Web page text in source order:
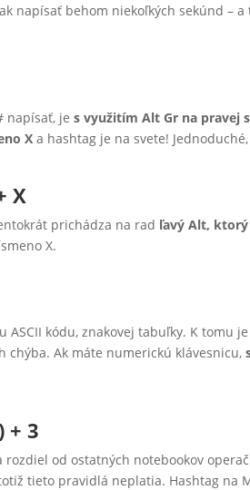
napísať behom niekoľkých sekúnd –
napísať, je s využitím Alt Gr na pravej
Xa hashtag je na svete! Jednoduché,
X
prichádza na rad ľavý Alt,
X.
ASCII kódu, znakovej tabuľky. K tomu
chýba. Ak máte numerickú klávesnicu,
3
od ostatných notebookov
tieto pravidlá neplatia. Hashtag na